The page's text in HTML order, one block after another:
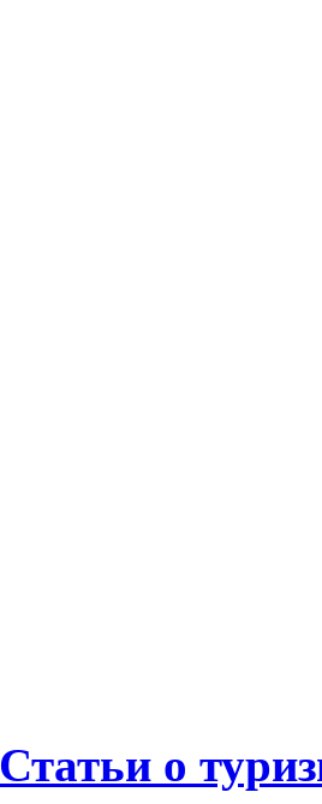
Статьи о